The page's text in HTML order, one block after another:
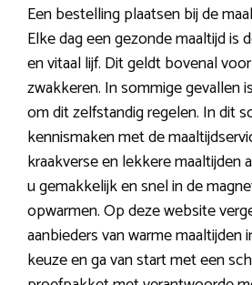
Een bestelling plaatsen bij de
Elke dag een gezonde maaltijd is
en vitaal lijf. Dit geldt bovenal
zwakkeren. In sommige gevallen
om dit zelfstandig regelen. In dit
kennismaken met de
kraakverse en lekkere maaltijden
u gemakkelijk en snel in de
opwarmen. Op deze website
aanbieders van warme maaltijden
keuze en ga van start met een